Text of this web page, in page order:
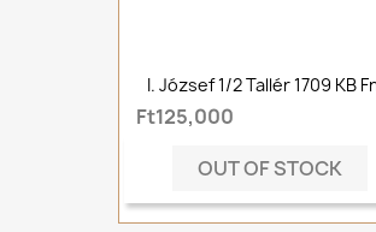
I. József 1/2 Tallér 1709 KB
Ft125,000
OUT OF STOCK